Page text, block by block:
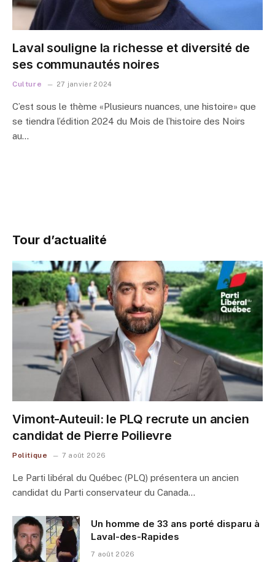
Laval souligne la richesse et diversité de
ses communautés noires
Culture 27 janvier 2024
C’est sous le thème «Plusieurs nuances, une histoire» que
se tiendra l’édition 2024 du Mois de l’histoire des Noirs
au…
Tour d’actualité
Vimont-Auteuil: le PLQ recrute un ancien
candidat de Pierre Poilievre
Politique 7 août 2026
Le Parti libéral du Québec (PLQ) présentera un ancien
candidat du Parti conservateur du Canada…
Un homme de 33 ans porté disparu à
Laval-des-Rapides
7 août 2026